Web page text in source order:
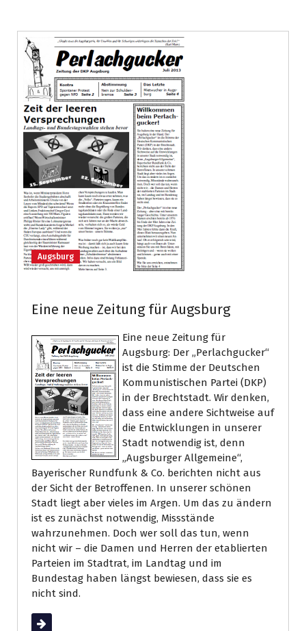
Augsburg
Eine neue Zeitung für Augsburg
Eine neue Zeitung für
Augsburg: Der „Perlachgucker“
ist die Stimme der Deutschen
Kommunistischen Partei (DKP)
in der Brechtstadt. Wir denken,
dass eine andere Sichtweise auf
die Entwicklungen in unserer
Stadt notwendig ist, denn
„Augsburger Allgemeine“,
Bayerischer Rundfunk & Co. berichten nicht aus
der Sicht der Betroffenen. In unserer schönen
Stadt liegt aber vieles im Argen. Um das zu ändern
ist es zunächst notwendig, Missstände
wahrzunehmen. Doch wer soll das tun, wenn
nicht wir – die Damen und Herren der etablierten
Parteien im Stadtrat, im Landtag und im
Bundestag haben längst bewiesen, dass sie es
nicht sind.
Weiterlesen